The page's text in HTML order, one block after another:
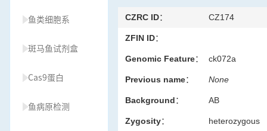
鱼类细胞系
斑马鱼试剂盒
Cas9蛋白
鱼病原检测
CZRC ID： CZ174
ZFIN ID：
Genomic Feature： ck072a
Previous name： None
Background： AB
Zygosity： heterozygous